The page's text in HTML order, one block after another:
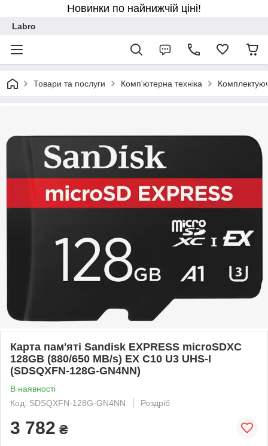
Новинки по найнижчій ціні!
Labro
Товари та послуги Комп'ютерна техніка
Карта пам'яті Sandisk EXPRESS microSDXC
128GB (880/650 MB/s) EX C10 U3 UHS-I
(SDSQXFN-128G-GN4NN)
В наявності
Код: SDSQXFN-128G-GN4NN
Роздріб
3 782 ₴